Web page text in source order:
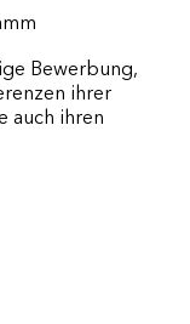
Bewerbung,
ihrer
auch ihren